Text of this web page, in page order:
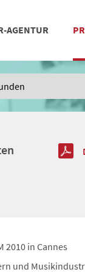
AGENTUR
2010 in Cannes
und